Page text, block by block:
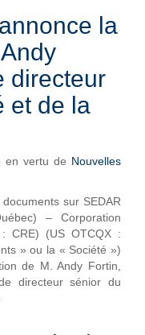
la
directeur
et de la
en vertu de Nouvelles
sur SEDAR
– Corporation
CRE) (US OTCQX :
» ou la « Société »)
de M. Andy Fortin,
directeur sénior du